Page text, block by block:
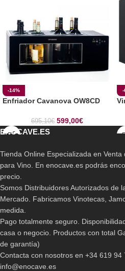
-14%
Enfriador Cavanova OW8CD
695,10€ 599,00€
-
ENOCAVE.ES
Tienda Online Especializada en
para Vino. En enocave.es podrás
precio.
Somos Distribuidores Autorizados de
Mercado. Fabricamos Vinotecas,
medida.
Pago totalmente seguro.
casa o negocio. Productos con total
de garantía)
Contacta con nosotros en +34 619 94
info@enocave.es